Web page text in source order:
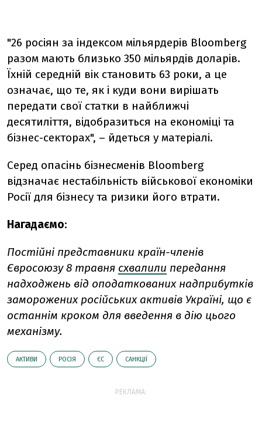
"26 росіян за індексом мільярдерів Bloomberg
разом мають близько 350 мільярдів доларів.
Їхній середній вік становить 63 роки, а це
означає, що те, як і куди вони вирішать
передати свої статки в найближчі
десятиліття, відобразиться на економіці та
бізнес-секторах", – йдеться у матеріалі.
Серед опасінь бізнесменів Bloomberg
відзначає нестабільність військової економіки
Росії для бізнесу та ризики його втрати.
Нагадаємо:
Постійні представники країн-членів
Євросоюзу 8 травня схвалили передання
надходжень від оподаткованих надприбутків
заморожених російських активів Україні, що є
останнім кроком для введення в дію цього
механізму.
АКТИВИ РОСІЯ ЄС САНКЦІЇ
РЕКЛАМА: